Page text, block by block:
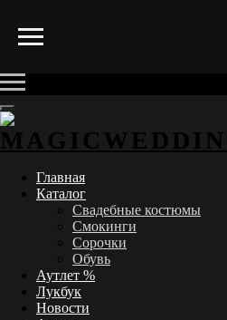
Главная
Каталог
Свадебные костюмы
Смокинги
Сорочки
Обувь
Аутлет %
Лукбук
Новости